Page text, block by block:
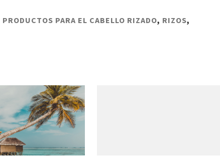
PRODUCTOS PARA EL CABELLO RIZADO, RIZOS,